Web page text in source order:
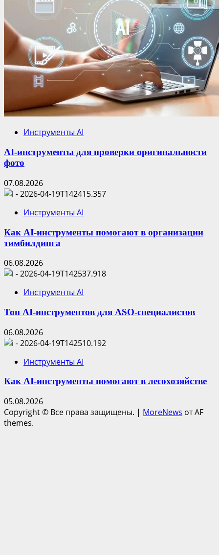
Инструменты AI
AI-инструменты для проверки оригинальности
фото
07.08.2026
Инструменты AI
Как AI-инструменты помогают в организации
тимбилдинга
06.08.2026
Инструменты AI
Топ AI-инструментов для ASO-специалистов
06.08.2026
Инструменты AI
Как AI-инструменты помогают в лесохозяйстве
05.08.2026
Copyright © Все права защищены. | MoreNews от AF
themes.